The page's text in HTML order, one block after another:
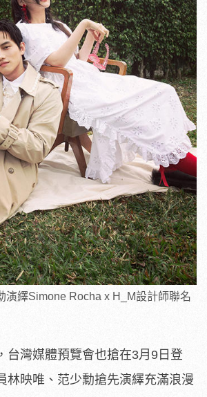
演繹Simone Rocha x H_M設計師聯名
台灣媒體預覽會也搶在3月9日登
林映唯、范少勳搶先演繹充滿浪漫